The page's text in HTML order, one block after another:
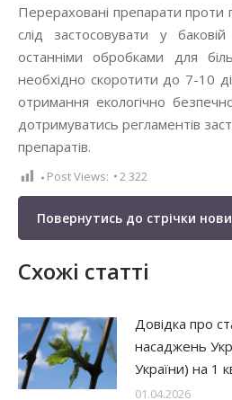
Перераховані препарати проти
слід застосовувати у
останніми обробками для
необхідно скоротити до 7-10
отримання екологічно
дотримуватись регламентів
препаратів.
Post Views: 2 322
Повернутись до стрічки
Схожі статті
Довідка про
насаджень
України) на 1
01.04.2026